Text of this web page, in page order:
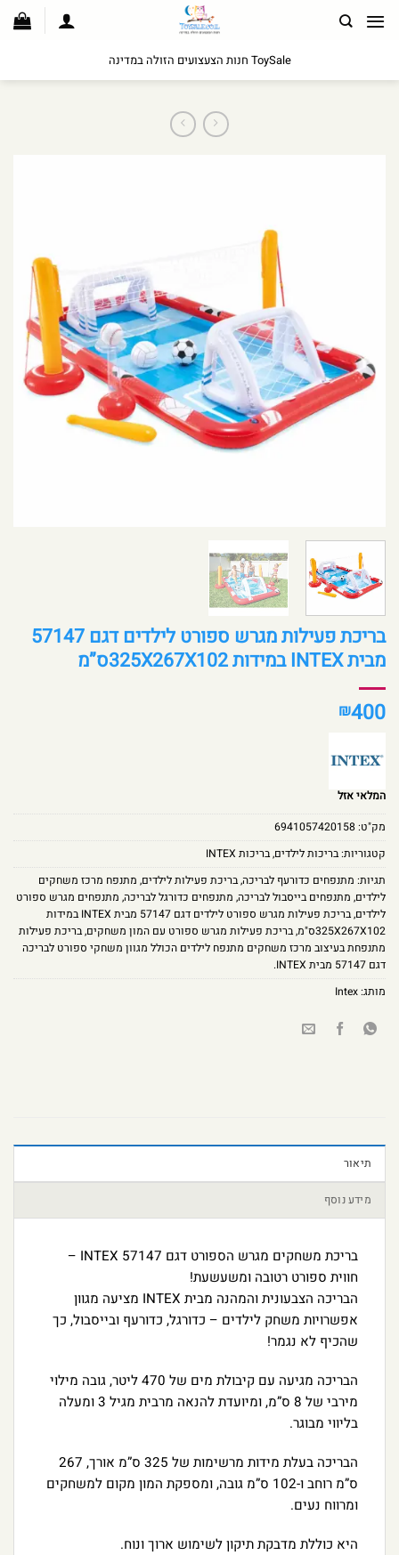
לתוכן
ToySale חנות הצעצועים הזולה במדינה
בריכת פעילות מגרש ספורט לילדים דגם 57147
מבית INTEX במידות 325X267X102ס”מ
₪400
המלאי אזל
מק"ט:6941057420158
קטגוריות:בריכות לילדים,בריכות INTEX
תגיות: מתנפחים כדורעף לבריכה,בריכת פעילות לילדים, מתנפח מרכז משחקים
לילדים, מתנפחים בייסבול לבריכה, מתנפחים כדורגל לבריכה, מתנפחים מגרש ספורט
לילדים,
בריכת פעילות מגרש ספורט לילדים דגם 57147 מבית INTEX במידות
325X267X102ס"מ
,בריכת פעילות מגרש ספורט עם המון משחקים,בריכת פעילות
מתנפחת בעיצוב מרכז משחקים מתנפח לילדים הכולל מגוון משחקי ספורט לבריכה
דגם 57147 מבית INTEX.
מותג:Intex
תיאור
מידע נוסף
בריכת משחקים מגרש הספורט דגם INTEX 57147 –
חווית ספורט רטובה ומשעשעת!
הבריכה הצבעונית והמהנה מבית INTEX מציעה מגוון
אפשרויות משחק לילדים – כדורגל, כדורעף ובייסבול, כך
שהכיף לא נגמר!
הבריכה מגיעה עם קיבולת מים של 470 ליטר, גובה מילוי
מירבי של 8 ס”מ, ומיועדת להנאה מרבית מגיל 3 ומעלה
בליווי מבוגר.
הבריכה בעלת מידות מרשימות של 325 ס”מ אורך, 267
ס”מ רוחב ו-102 ס”מ גובה, ומספקת המון מקום למשחקים
ומרווח נעים.
היא כוללת מדבקת תיקון לשימוש ארוך ונוח.